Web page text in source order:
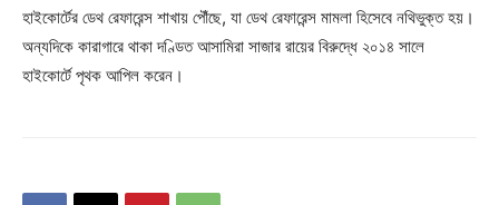
হাইকোর্টের ডেথ রেফারেন্স শাখায় পৌঁছে, যা ডেথ রেফারেন্স মামলা হিসেবে নথিভুক্ত হয়।
অন্যদিকে কারাগারে থাকা দণ্ডিত আসামিরা সাজার রায়ের বিরুদ্ধে ২০১৪ সালে
হাইকোর্টে পৃথক আপিল করেন।